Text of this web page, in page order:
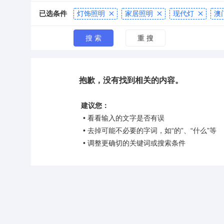
已选条件 灯饰照明  家居照明  现代灯  澳
抱歉，没有找到相关的内容。
建议您：
• 看看输入的文字是否有误
• 去掉可能不必要的字词，如“的”、“什么”等
• 调整更确切的关键词或搜索条件